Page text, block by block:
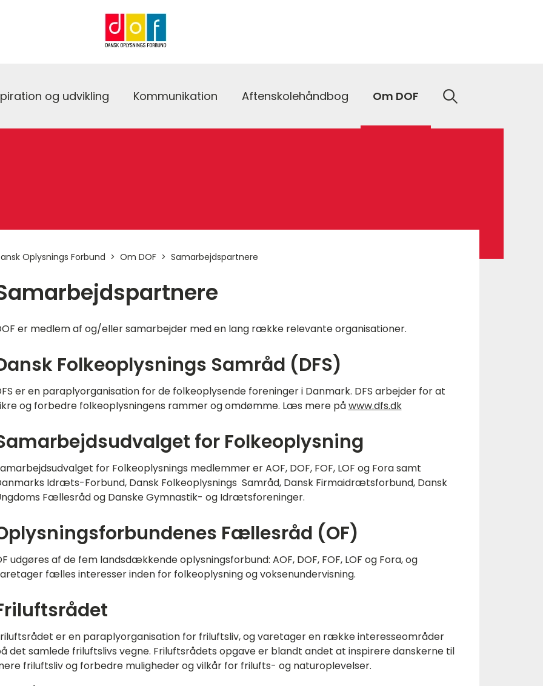
og udvikling Kommunikation Aftenskolehåndbog Om DOF
Oplysnings Forbund Om DOF Samarbejdspartnere
er medlem af og/eller samarbejder med en lang række relevante organisationer.
Folkeoplysnings Samråd (DFS)
er en paraplyorganisation for de folkeoplysende foreninger i Danmark. DFS arbejder for at
og forbedre folkeoplysningens rammer og omdømme. Læs mere påwww.dfs.dk
for Folkeoplysning
for Folkeoplysnings medlemmer er AOF, DOF, FOF, LOF og Fora samt
Idræts-Forbund, Dansk Folkeoplysnings Samråd, Dansk Firmaidrætsforbund, Dansk
Fællesråd og Danske Gymnastik- og Idrætsforeninger.
Fællesråd (OF)
udgøres af de fem landsdækkende oplysningsforbund: AOF, DOF, FOF, LOF og Fora, og
fælles interesser inden for folkeoplysning og voksenundervisning.
er en paraplyorganisation for friluftsliv, og varetager en række interesseområder
det samlede friluftslivs vegne. Friluftsrådets opgave er blandt andet at inspirere danskerne til
friluftsliv og forbedre muligheder og vilkår for frilufts- og naturoplevelser.